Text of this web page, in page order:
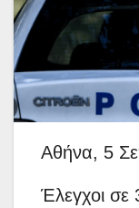
Αθήνα, 5
Έλεγχοι σε